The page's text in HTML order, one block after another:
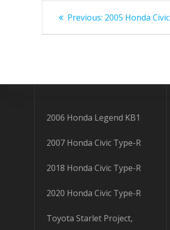
Bejegyzés
navigáció
Previous: Previous
2005 Honda Civic
2006 Honda Legend KB1
2007 Honda Civic Type-R
2018 Honda Civic Type-R
2020 Honda Civic Type-R
Toyota Starlet Project,